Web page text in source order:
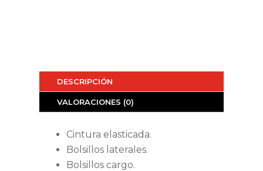
DESCRIPCIÓN
VALORACIONES (0)
Cintura elasticada.
Bolsillos laterales.
Bolsillos cargo.